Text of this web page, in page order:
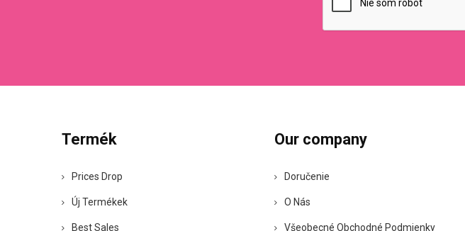
Termék
Prices Drop
Új Termékek
Best Sales
Our company
Doručenie
O Nás
Všeobecné Obchodné Podmienky